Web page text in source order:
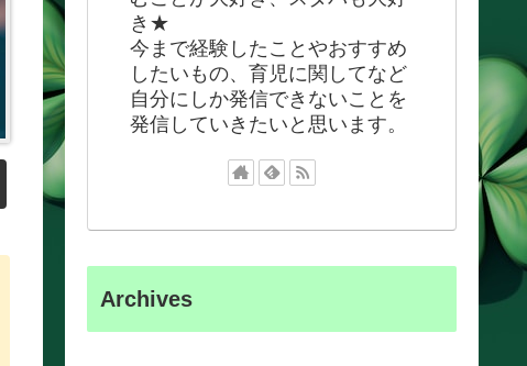
き★
今まで経験したことやおすすめ
したいもの、育児に関してなど
自分にしか発信できないことを
発信していきたいと思います。
Archives